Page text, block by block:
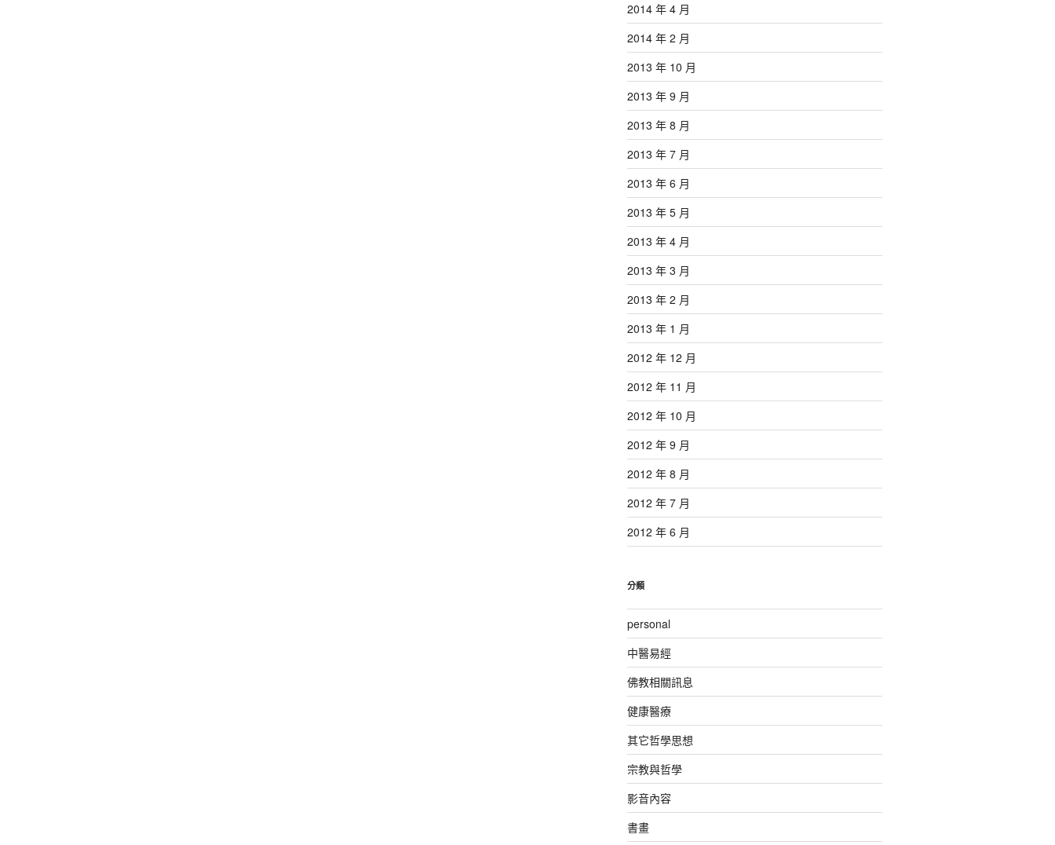
2014 年 4 月
2014 年 2 月
2013 年 10 月
2013 年 9 月
2013 年 8 月
2013 年 7 月
2013 年 6 月
2013 年 5 月
2013 年 4 月
2013 年 3 月
2013 年 2 月
2013 年 1 月
2012 年 12 月
2012 年 11 月
2012 年 10 月
2012 年 9 月
2012 年 8 月
2012 年 7 月
2012 年 6 月
分類
personal
中醫易經
佛教相關訊息
健康醫療
其它哲學思想
宗教與哲學
影音內容
書畫